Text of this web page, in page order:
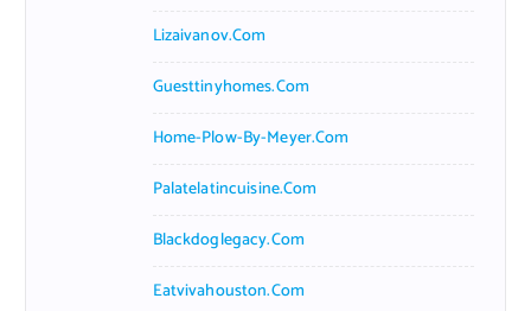
Lizaivanov.com
Guesttinyhomes.com
Home-Plow-By-Meyer.com
Palatelatincuisine.com
Blackdoglegacy.com
Eatvivahouston.com